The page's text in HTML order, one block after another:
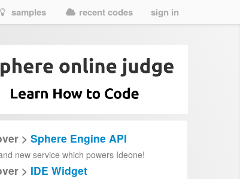
samples recent codes sign in
> Sphere Engine API
new service which powers Ideone!
> IDE Widget